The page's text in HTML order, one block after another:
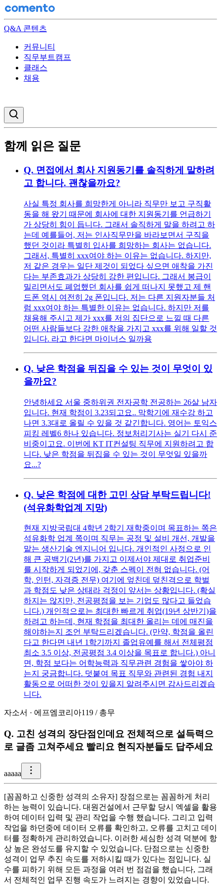
Q&A 콘텐츠
커뮤니티
직무부트캠프
클래스
채용
함께 읽은 질문
Q. 면접에서 회사 지원동기를 솔직하게 말하려
고 합니다. 괜찮을까요?
사실 특정 회사를 희망한게 아니라 직무만 보고 구직활
동을 해 왔기 때문에 회사에 대한 지원동기를 언급하기
가 상당히 힘이 듭니다. 그래서 솔직하게 말을 하려고 하
는데 예를들어, 저는 인사직무만을 바라보면서 구직을
했던 것이라 특별히 입사를 희망하는 회사는 없습니다.
그래서, 특별히 xxx여야 하는 이유는 없습니다. 하지만,
저 같은 경우는 일단 제것이 되었다 싶으면 애착을 가진
다는 부존효과가 상당히 강한 편입니다. 그래서 봉급이
밀리면서도 폐업했던 회사를 쉽게 떠나지 못했고 제 핸
드폰 역시 여전히 2g 폰입니다. 저는 다른 지원자분들 처
럼 xxx여야 하는 특별한 이유는 없습니다. 하지만 저를
채용해 주시고 제가 xxx를 저의 집단으로 느낄 때 다른
어떤 사람들보다 강한 애착을 가지고 xxx를 위해 일할 것
입니다. 라고 한다면 마이너스 일까용
Q. 낮은 학점을 뒤집을 수 있는 것이 무엇이 있
을까요?
안녕하세요 서울 중하위권 전자공학 전공하는 26살 남자
입니다. 현재 학점이 3.23되고요.. 막학기에 재수강 하고
나면 3.3대로 올릴 수 있을 것 같긴합니다. 영어는 토익스
피킹 레벨6 하나 있습니다. 정보처리기사는 실기 다시 준
비중이고요. 이번에 KT IT컨설팅 직무에 지원하려고 합
니다. 낮은 학점을 뒤집을 수 있는 것이 무엇일 있을까
요...?
Q. 낮은 학점에 대한 고민 상담 부탁드립니다!
(석유화학업계 지망)
현재 지방국립대 4학년 2학기 재학중이며 목표하는 쪽은
석유화학 업계 쪽이며 직무는 공정 및 설비 개선, 개발을
맡는 생산기술 엔지니어 입니다. 개인적인 사정으로 인
해 큰 공백기(2년)를 가지고 이제서야 제대로 취업준비
를 시작하게 되었기에, 갖춘 스펙이 전혀 없습니다. (어
학, 인턴, 자격증 전무) 여기에 엎친데 덮친격으로 학벌
과 학점도 낮은 상태라 걱정이 앞서는 상황입니다. (확실
하지는 않지만, 전공평점을 보는 기업도 많다고 들었습
니다.) 개인적으로는 최대한 빠르게 취업(19년 상반기)을
하려고 하는데, 현재 학점을 최대한 올리는 데에 매진을
해야하는지 조언 부탁드리겠습니다. (만약, 학점을 올린
다고 한다면 내년 1학기까지 졸업유예를 해서 전체평점
최소 3.5 이상, 전공평점 3.4 이상을 목표로 합니다.) 아니
면, 학점 보다는 어학능력과 직무관련 경험을 쌓아야 하
는지 궁금합니다. 덧붙여 목표 직무와 관련된 경험 내지
활동으로 어떠한 것이 있을지 알려주시면 감사드리겠습
니다.
자소서 · 에프엠코리아119 / 총무
Q. 고친 성격의 장단점인데요 전체적으로 설득력으
로 글좀 고쳐주세요 빨리요 현직자분들도 답주세요
aaaaa
[꼼꼼하고 신중한 성격의 소유자] 장점으로는 꼼꼼하게 처리
하는 능력이 있습니다. 대원건설에서 근무할 당시 엑셀을 활용
하여 데이터 입력 및 관리 작업을 수행 했습니다. 그리고 입력
작업을 하던중에 데이터 오류를 확인하고, 오류를 고치고 데이
터를 정확하게 관리하였습니다. 이러한 세심한 성격 덕분에 항
상 높은 완성도를 유지할 수 있었습니다. 단점으로는 신중한
성격이 업무 추진 속도를 저하시킬 때가 있다는 점입니다. 실
수를 피하기 위해 모든 과정을 여러 번 점검을 했습니다, 그래
서 전체적인 업무 진행 속도가 느려지는 경향이 있었습니다.